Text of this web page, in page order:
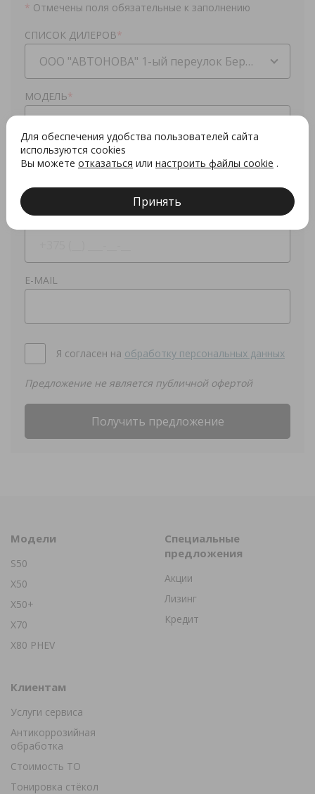
* Отмечены поля обязательные к заполнению
СПИСОК ДИЛЕРОВ*
ООО "АВТОНОВА" 1-ый переулок Березовый, 17В
МОДЕЛЬ*
Ф.И.О*
КОНТАКТНЫЙ ТЕЛЕФОН*
E-MAIL
Я согласен на обработку персональных данных
Предложение не является публичной офертой
Получить предложение
Модели
S50
X50
X50+
X70
X80 PHEV
Специальные
предложения
Акции
Лизинг
Кредит
Клиентам
Услуги сервиса
Антикоррозийная
обработка
Стоимость ТО
Тонировка стёкол
Для обеспечения удобства пользователей сайта
используются cookies
Вы можете отказаться или настроить файлы cookie .
Принять